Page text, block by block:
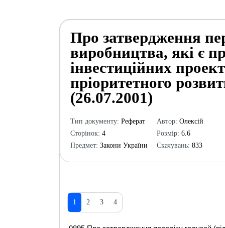
Про затвердження
виробництва, які є
інвестиційних
пріоритетного
(26.07.2001)
Тип документу: Реферат
Сторінок: 4
Предмет: Закони України
Автор: Олексій
Розмір: 6.6
Скачувань: 833
1 2 3 4